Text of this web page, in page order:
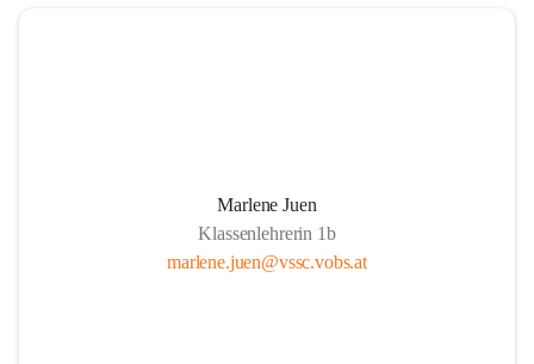
Marlene Juen
Klassenlehrerin 1b
marlene.juen@vssc.vobs.at